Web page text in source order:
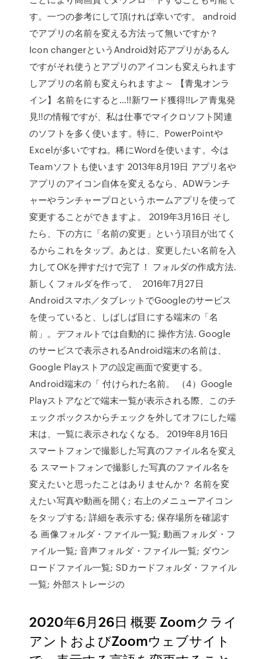
す。一つの参考にして頂ければ幸いです。 android
でアプリの名前を変える方法って無いですか？
Icon changerというAndroid対応アプリがあるん
ですがそれ使うとアプリのアイコンも変えられます
しアプリの名前も変えられますよ～ 【青鬼オンラ
イン】名前をにすると…!!新ワード獲得!!レア青鬼発
見!!の情報ですが、私は仕事でマイクロソフト関連
のソフトを多く使います。特に、PowerPointや
Excelが多いですね。稀にWordを使います。今は
Teamソフトも使います 2013年8月19日 アプリ名や
アプリのアイコン自体を変えるなら、ADWランチ
ャーやランチャープロというホームアプリを使って
変更することができますよ。 2019年3月16日 そし
たら、下の方に「名前の変更」という項目が出てく
るからこれをタップ。あとは、変更したい名前を入
力してOKを押すだけで完了！ フォルダの作成方法.
新しくフォルダを作って、 2016年7月27日
Androidスマホ／タブレットでGoogleのサービス
を使っていると、しばしば目にする端末の「名
前」。デフォルトでは自動的に 操作方法. Google
のサービスで表示されるAndroid端末の名前は、
Google Playストアの設定画面で変更する。
Android端末の「 付けられた名前。 （4）Google
Playストアなどで端末一覧が表示される際、このチ
ェックボックスからチェックを外してオフにした端
末は、一覧に表示されなくなる。 2019年8月16日
スマートフォンで撮影した写真のファイル名を変え
る スマートフォンで撮影した写真のファイル名を
変えたいと思ったことはありませんか？ 名前を変
えたい写真や動画を開く; 右上のメニューアイコン
をタップする; 詳細を表示する; 保存場所を確認す
る 画像フォルダ・ファイル一覧; 動画フォルダ・フ
ァイル一覧; 音声フォルダ・ファイル一覧; ダウン
ロードファイル一覧; SDカードフォルダ・ファイル
一覧; 外部ストレージの
2020年6月26日 概要 Zoomクライ
アントおよびZoomウェブサイト